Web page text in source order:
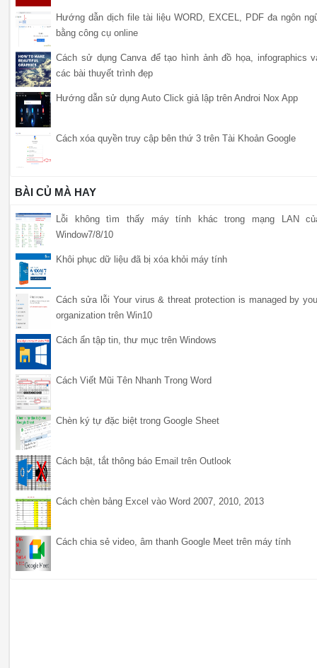
Hướng dẫn dịch file tài liệu WORD, EXCEL, PDF đa ngôn
bằng công cụ online
Cách sử dụng Canva để tạo hình ảnh đồ họa, infographics
các bài thuyết trình đẹp
Hướng dẫn sử dụng Auto Click giả lập trên Androi Nox App
Cách xóa quyền truy cập bên thứ 3 trên Tài Khoản Google
BÀI CỦ MÀ HAY
Lỗi không tìm thấy máy tính khác trong mạng LAN
Window7/8/10
Khôi phục dữ liệu đã bị xóa khỏi máy tính
Cách sửa lỗi Your virus & threat protection is managed by
organization trên Win10
Cách ẩn tập tin, thư mục trên Windows
Cách Viết Mũi Tên Nhanh Trong Word
Chèn ký tự đặc biệt trong Google Sheet
Cách bật, tắt thông báo Email trên Outlook
Cách chèn bảng Excel vào Word 2007, 2010, 2013
Cách chia sẻ video, âm thanh Google Meet trên máy tính